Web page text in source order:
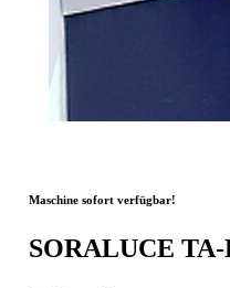
Maschine sofort verfügbar!
SORALUCE TA-